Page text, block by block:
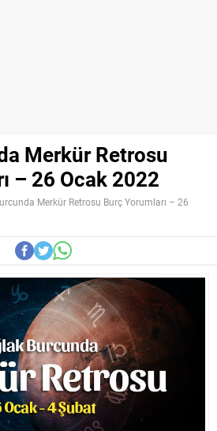
Merkür Retrosu
– 26 Ocak 2022
Merkür Retrosu Burç Yorumları – 26